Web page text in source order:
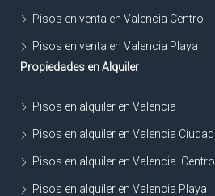
Pisos en venta en Valencia Centro
Pisos en venta en Valencia Playa
Propiedades en Alquiler
Pisos en alquiler en Valencia
Pisos en alquiler en Valencia Ciudad
Pisos en alquiler en Valencia Centro
Pisos en alquiler en Valencia Playa